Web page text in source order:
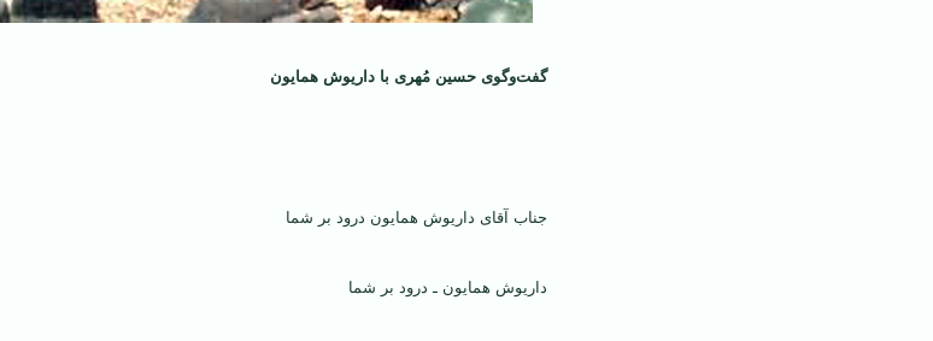
گفت‌وگوی حسین مُهری با داریوش همایون
جناب آقای داریوش همایون درود بر شما
داریوش همایون ـ درود بر شما